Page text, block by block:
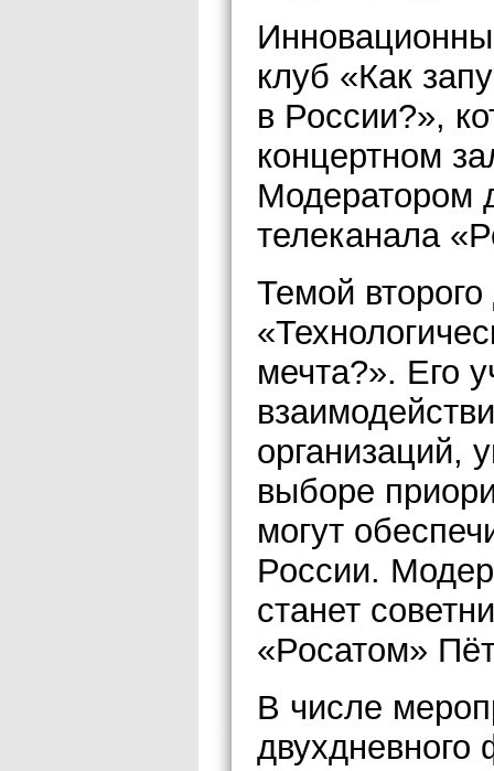
клуб «Как
в России?»,
концертном
Модератором
телеканала
Темой второго
мечта?». Его
организаций,
выборе
могут
России.
станет
«Росатом»
В числе
двухдневного